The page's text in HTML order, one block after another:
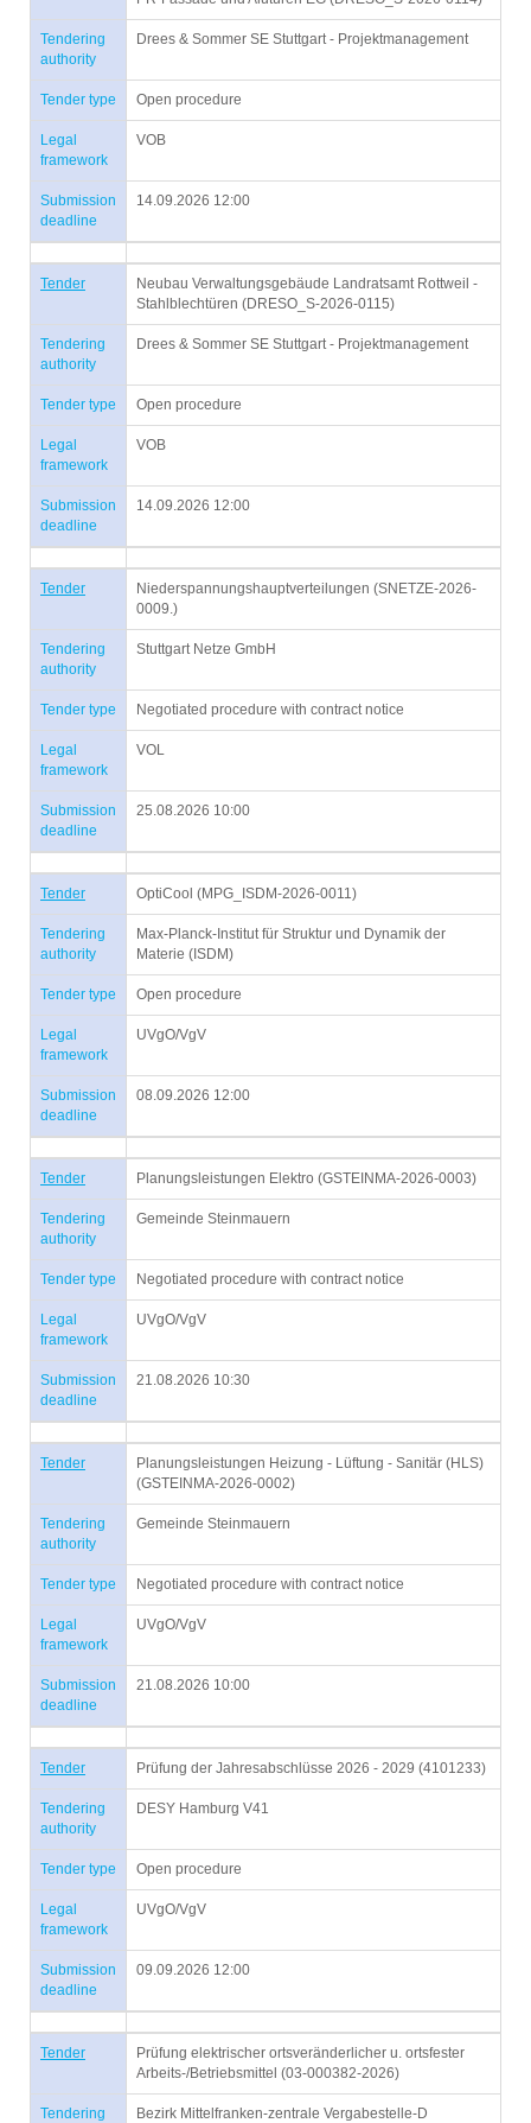
Tendering
authority
Drees & Sommer SE Stuttgart - Projektmanagement
Tender type Open procedure
Legal
framework
VOB
Submission
deadline
14.09.2026 12:00
Tender
Neubau Verwaltungsgebäude Landratsamt Rottweil -
Stahlblechtüren (DRESO_S-2026-0115)
Tendering
authority
Drees & Sommer SE Stuttgart - Projektmanagement
Tender type Open procedure
Legal
framework
VOB
Submission
deadline
14.09.2026 12:00
Tender
Niederspannungshauptverteilungen (SNETZE-2026-
0009.)
Tendering
authority
Stuttgart Netze GmbH
Tender type Negotiated procedure with contract notice
Legal
framework
VOL
Submission
deadline
25.08.2026 10:00
Tender OptiCool (MPG_ISDM-2026-0011)
Tendering
authority
Max-Planck-Institut für Struktur und Dynamik der
Materie (ISDM)
Tender type Open procedure
Legal
framework
UVgO/VgV
Submission
deadline
08.09.2026 12:00
Tender Planungsleistungen Elektro (GSTEINMA-2026-0003)
Tendering
authority
Gemeinde Steinmauern
Tender type Negotiated procedure with contract notice
Legal
framework
UVgO/VgV
Submission
deadline
21.08.2026 10:30
Tender
Planungsleistungen Heizung - Lüftung - Sanitär (HLS)
(GSTEINMA-2026-0002)
Tendering
authority
Gemeinde Steinmauern
Tender type Negotiated procedure with contract notice
Legal
framework
UVgO/VgV
Submission
deadline
21.08.2026 10:00
Tender Prüfung der Jahresabschlüsse 2026 - 2029 (4101233)
Tendering
authority
DESY Hamburg V41
Tender type Open procedure
Legal
framework
UVgO/VgV
Submission
deadline
09.09.2026 12:00
Tender
Prüfung elektrischer ortsveränderlicher u. ortsfester
Arbeits-/Betriebsmittel (03-000382-2026)
Tendering
Bezirk Mittelfranken-zentrale Vergabestelle-D